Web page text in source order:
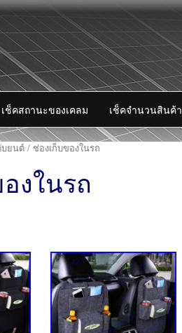
Skip
to
content
เช็คสถานะของเคลม เช็คจำนวนสินค้า
บยนต์ / ช่องเก็บของในรถ
งในรถ